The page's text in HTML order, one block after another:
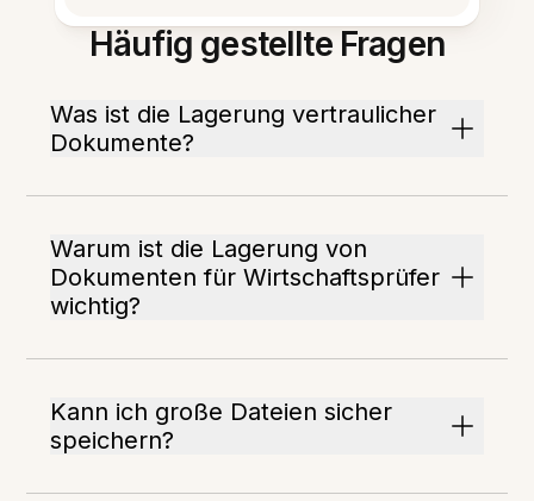
Häufig gestellte Fragen
Was ist die Lagerung vertraulicher
Dokumente?
Warum ist die Lagerung von
Dokumenten für Wirtschaftsprüfer
wichtig?
Kann ich große Dateien sicher
speichern?